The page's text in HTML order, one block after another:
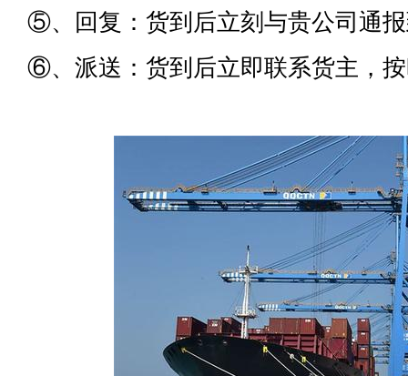
⑤、回复：货到后立刻与贵公司通
⑥、派送：货到后立即联系货主，